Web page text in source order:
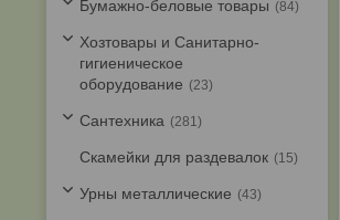
Бумажно-беловые товары 84
Хозтовары и Санитарно-
гигиеническое
оборудование
23
Cантехника 281
Скамейки для раздевалок 15
Урны металлические 43